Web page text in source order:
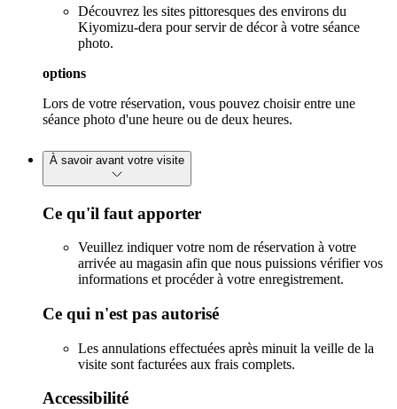
Découvrez les sites pittoresques des environs du
Kiyomizu-dera pour servir de décor à votre séance
photo.
options
Lors de votre réservation, vous pouvez choisir entre une
séance photo d'une heure ou de deux heures.
À savoir avant votre visite
Ce qu'il faut apporter
Veuillez indiquer votre nom de réservation à votre
arrivée au magasin afin que nous puissions vérifier vos
informations et procéder à votre enregistrement.
Ce qui n'est pas autorisé
Les annulations effectuées après minuit la veille de la
visite sont facturées aux frais complets.
Accessibilité